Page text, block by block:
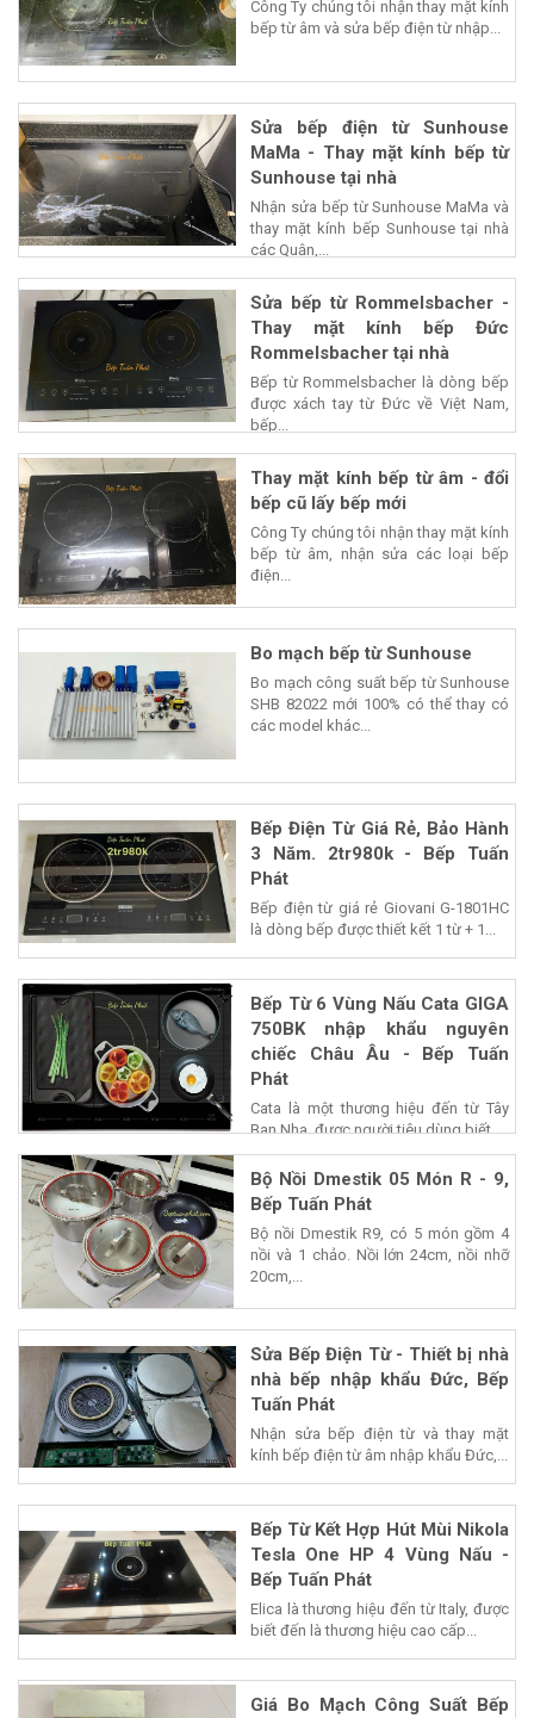
Công Ty chúng tôi nhận thay mặt kính
bếp từ âm và sửa bếp điện từ nhập...
Sửa bếp điện từ Sunhouse
MaMa - Thay mặt kính bếp từ
Sunhouse tại nhà
Nhận sửa bếp từ Sunhouse MaMa và
thay mặt kính bếp Sunhouse tại nhà
các Quận,...
Sửa bếp từ Rommelsbacher -
Thay mặt kính bếp Đức
Rommelsbacher tại nhà
Bếp từ Rommelsbacher là dòng bếp
được xách tay từ Đức về Việt Nam,
bếp...
Thay mặt kính bếp từ âm - đổi
bếp cũ lấy bếp mới
Công Ty chúng tôi nhận thay mặt kính
bếp từ âm, nhận sửa các loại bếp
điện...
Bo mạch bếp từ Sunhouse
Bo mạch công suất bếp từ Sunhouse
SHB 82022 mới 100% có thể thay có
các model khác...
Bếp Điện Từ Giá Rẻ, Bảo Hành
3 Năm. 2tr980k - Bếp Tuấn
Phát
Bếp điện từ giá rẻ Giovani G-1801HC
là dòng bếp được thiết kết 1 từ + 1...
Bếp Từ 6 Vùng Nấu Cata GIGA
750BK nhập khẩu nguyên
chiếc Châu Âu - Bếp Tuấn
Phát
Cata là một thương hiệu đến từ Tây
Ban Nha, được người tiêu dùng biết...
Bộ Nồi Dmestik 05 Món R - 9,
Bếp Tuấn Phát
Bộ nồi Dmestik R9, có 5 món gồm 4
nồi và 1 chảo. Nồi lớn 24cm, nồi nhỡ
20cm,...
Sửa Bếp Điện Từ - Thiết bị nhà
nhà bếp nhập khẩu Đức, Bếp
Tuấn Phát
Nhận sửa bếp điện từ và thay mặt
kính bếp điện từ âm nhập khẩu Đức,...
Bếp Từ Kết Hợp Hút Mùi Nikola
Tesla One HP 4 Vùng Nấu -
Bếp Tuấn Phát
Elica là thương hiệu đến từ Italy, được
biết đến là thương hiệu cao cấp...
Giá Bo Mạch Công Suất Bếp